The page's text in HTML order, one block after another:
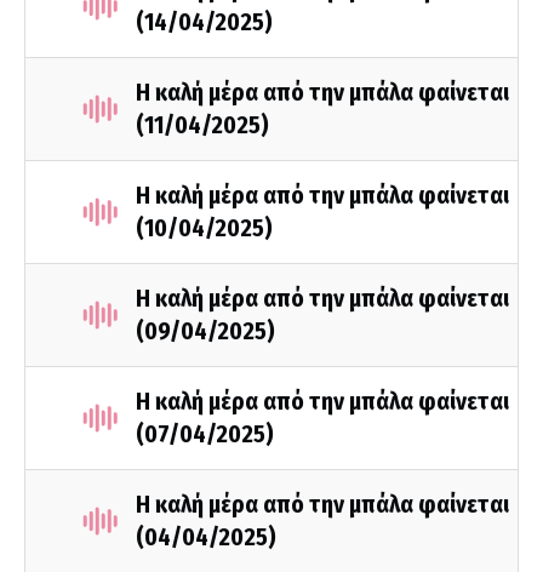
(14/04/2025)
Η καλή μέρα από την μπάλα φαίνεται
(11/04/2025)
Η καλή μέρα από την μπάλα φαίνεται
(10/04/2025)
Η καλή μέρα από την μπάλα φαίνεται
(09/04/2025)
Η καλή μέρα από την μπάλα φαίνεται
(07/04/2025)
Η καλή μέρα από την μπάλα φαίνεται
(04/04/2025)